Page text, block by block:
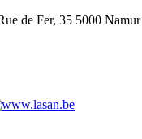
de Fer, 35 5000 Namur